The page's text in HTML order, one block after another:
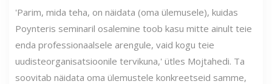
'Parim, mida teha, on näidata (oma ülemusele), kuidas
Poynteris seminaril osalemine toob kasu mitte ainult teie
enda professionaalsele arengule, vaid kogu teie
uudisteorganisatsioonile tervikuna,' ütles Mojtahedi. Ta
soovitab näidata oma ülemustele konkreetseid samme,